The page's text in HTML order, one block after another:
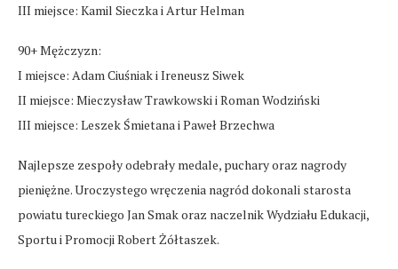
III miejsce: Kamil Sieczka i Artur Helman
90+ Mężczyzn:
I miejsce: Adam Ciuśniak i Ireneusz Siwek
II miejsce: Mieczysław Trawkowski i Roman Wodziński
III miejsce: Leszek Śmietana i Paweł Brzechwa
Najlepsze zespoły odebrały medale, puchary oraz nagrody
pieniężne. Uroczystego wręczenia nagród dokonali starosta
powiatu tureckiego Jan Smak oraz naczelnik Wydziału Edukacji,
Sportu i Promocji Robert Żółtaszek.